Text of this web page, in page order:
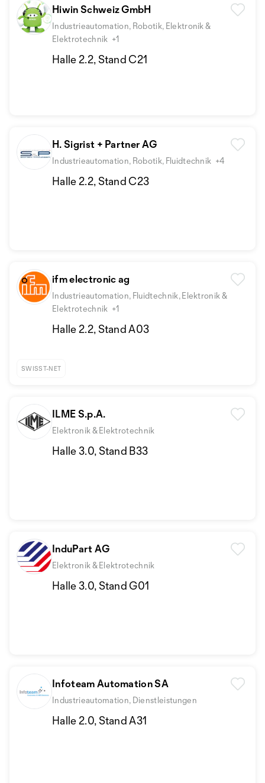
Hiwin Schweiz GmbH
Industrieautomation, Robotik, Elektronik &
Elektrotechnik +1
Halle 2.2, Stand C21
H. Sigrist + Partner AG
Industrieautomation, Robotik, Fluidtechnik +4
Halle 2.2, Stand C23
ifm electronic ag
Industrieautomation, Fluidtechnik, Elektronik &
Elektrotechnik +1
Halle 2.2, Stand A03
SWISST-NET
ILME S.p.A.
Elektronik & Elektrotechnik
Halle 3.0, Stand B33
InduPart AG
Elektronik & Elektrotechnik
Halle 3.0, Stand G01
Infoteam Automation SA
Industrieautomation, Dienstleistungen
Halle 2.0, Stand A31